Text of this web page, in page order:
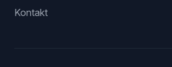
Kontakt